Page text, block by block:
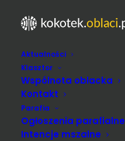
Aktualności
Klasztor
Wspólnota oblacka
Kontakt
Parafia
Ogłoszenia parafialne
Intencje mszalne